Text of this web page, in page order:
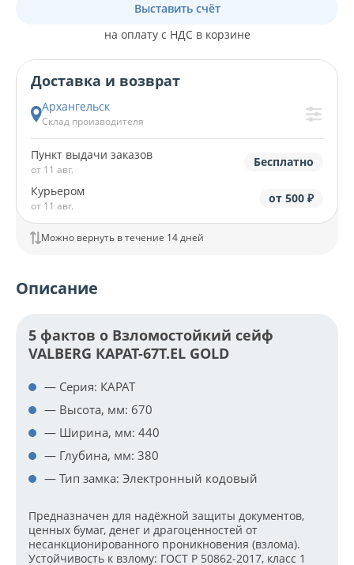
Выставить счёт
на оплату с НДС в корзине
Доставка и возврат
Архангельск
Склад производителя
Пункт выдачи заказов
от 11 авг.
Бесплатно
Курьером
от 11 авг.
от 500 ₽
Можно вернуть в течение 14 дней
Описание
5 фактов о Взломостойкий сейф
VALBERG КАРАТ-67Т.EL GOLD
— Серия: КАРАТ
— Высота, мм: 670
— Ширина, мм: 440
— Глубина, мм: 380
— Тип замка: Электронный кодовый
Предназначен для надёжной защиты документов,
ценных бумаг, денег и драгоценностей от
несанкционированного проникновения (взлома).
Устойчивость к взлому: ГОСТ Р 50862-2017, класс 1